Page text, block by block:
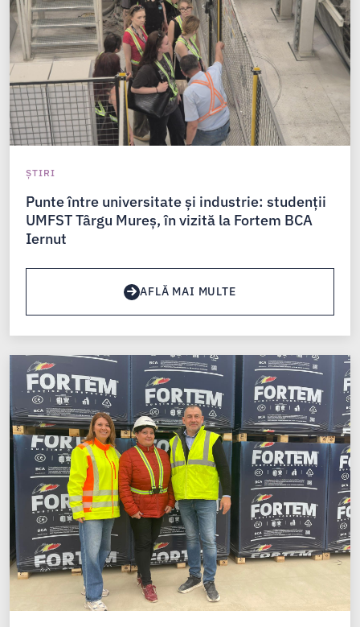
ȘTIRI
Punte între universitate și industrie: studenții
UMFST Târgu Mureș, în vizită la Fortem BCA
Iernut
AFLĂ MAI MULTE